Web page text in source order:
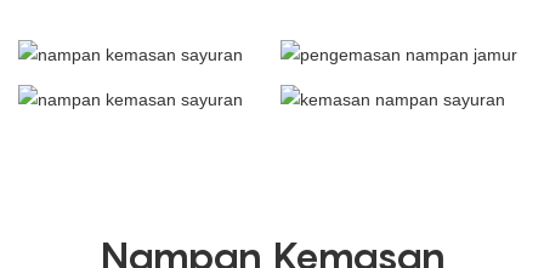
Nampan Kemasan